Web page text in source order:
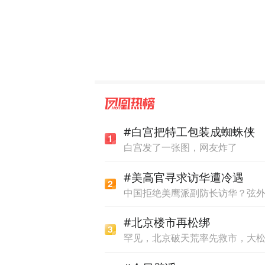
#白宫把特工包装成蜘蛛侠
白宫发了一张图，网友炸了
#美高官寻求访华遭冷遇
中国拒绝美鹰派副防长访华？弦
#北京楼市再松绑
罕见，北京破天荒率先救市，大